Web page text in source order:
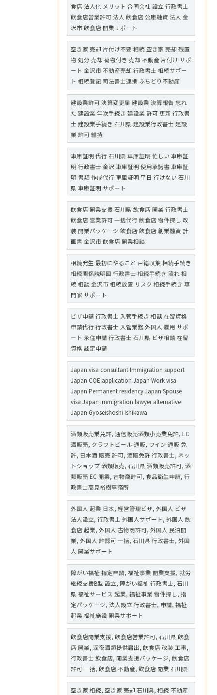
食店 法人化 メリット 合同会社 設立 行政書士
飲食店営業許可 法人 飲食店 公庫融資 法人 金
沢市 飲食店 開業サポート
空き家 売却 片付け不要 相続 空き家 売却 残置
物 処分 売却 荷物付き 売却 不動産 片付け サポ
ート 金沢市 不動産売却 行政書士 相続サポー
ト 相続登記 司法書士連携 ふちどり不動産
建設業許可 決算変更届 建設業 決算報告 忘れ
た 建設業 年次手続き 建設業 許可 更新 行政書
士 建設業手続き 石川県 建設業行政書士 建設
業 許可 維持
車庫証明 代行 石川県 車庫証明 忙しい 車庫証
明 行政書士 金沢 車庫証明 使用承諾書 車庫証
明 書類 作成代行 車庫証明 平日 行けない 石川
県 車庫証明 サポート
飲食店 開業支援 石川県 飲食店 開業 行政書士
飲食店 営業許可 一括代行 飲食店 物件探し 改
装 開業パッケージ 飲食店 飲食店 創業融資 計
画書 金沢市 飲食店 開業相談
相続発生 最初にやること 戸籍収集 相続手続き
相続関係説明図 行政書士 相続手続き 流れ 相
続 相談 金沢市 相続放置 リスク 相続手続き 専
門家 サポート
ビザ申請 行政書士 入管手続き 相談 在留資格
申請代行 行政書士 入管業務 外国人 雇用 サポ
ート 永住申請 行政書士 石川県 ビザ相談 在留
資格 認定申請
Japan visa consultant Immigration support
Japan COE application Japan Work visa
Japan Permanent residency Japan Spouse
visa Japan Immigration lawyer alternative
Japan Gyoseishoshi Ishikawa
酒類販売業免許, 通信販売酒類小売業免許, EC
酒販売, クラフトビール 通販, ワイン 通販 免
許, 日本酒 販売 許可, 酒販免許 行政書士, ネッ
トショップ 酒類販売, 石川県 酒類販売許可, 酒
類販売 EC 開業, 古物商許可, 食品衛生申請, 行
政書士高見裕樹事務所
外国人 起業 日本, 経営管理ビザ, 外国人 ビザ
法人設立, 行政書士 外国人サポート, 外国人 飲
食店 起業, 外国人 古物商許可, 外国人 民泊開
業, 外国人 許認可 一括, 石川県 行政書士, 外国
人 開業サポート
障がい福祉 指定申請, 福祉事業 開業支援, 就労
継続支援B型 設立, 障がい福祉 行政書士, 石川
県 福祉サービス 起業, 福祉事業 物件探し, 指
定パッケージ, 法人設立 行政書士, 申請, 福祉
起業 福祉施設 開業サポート
飲食店開業支援, 飲食店営業許可, 石川県 飲食
店 開業, 深夜酒類提供届出, 飲食店 改装 工事,
行政書士 飲食店, 開業支援パッケージ, 飲食店
許可 一括, 飲食店 不動産, 飲食店 開業 石川県
空き家 相続, 空き家 売却 石川県, 相続 不動産